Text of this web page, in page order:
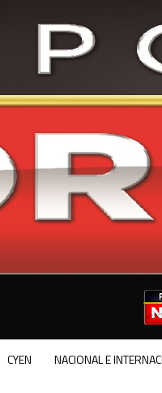
CYEN NACIONAL E